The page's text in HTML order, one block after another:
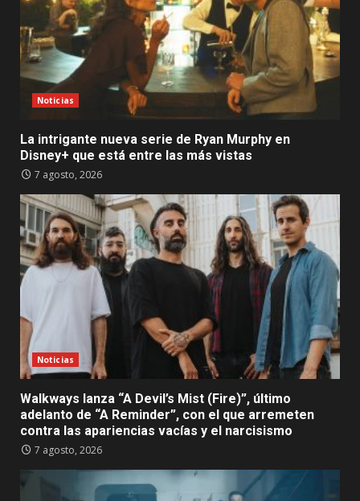
Noticias
La intrigante nueva serie de Ryan Murphy en
Disney+ que está entre las más vistas
7 agosto, 2026
Noticias
Walkways lanza “A Devil’s Mist (Fire)”, último
adelanto de “A Reminder”, con el que arremeten
contra las apariencias vacías y el narcisismo
7 agosto, 2026